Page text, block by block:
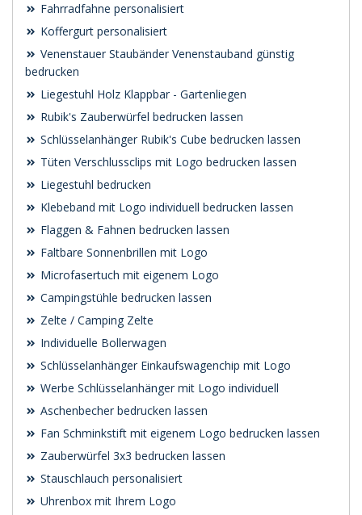
Fahrradfahne personalisiert
Koffergurt personalisiert
Venenstauer Staubänder Venenstauband günstig
bedrucken
Liegestuhl Holz Klappbar - Gartenliegen
Rubik's Zauberwürfel bedrucken lassen
Schlüsselanhänger Rubik's Cube bedrucken lassen
Tüten Verschlussclips mit Logo bedrucken lassen
Liegestuhl bedrucken
Klebeband mit Logo individuell bedrucken lassen
Flaggen & Fahnen bedrucken lassen
Faltbare Sonnenbrillen mit Logo
Microfasertuch mit eigenem Logo
Campingstühle bedrucken lassen
Zelte / Camping Zelte
Individuelle Bollerwagen
Schlüsselanhänger Einkaufswagenchip mit Logo
Werbe Schlüsselanhänger mit Logo individuell
Aschenbecher bedrucken lassen
Fan Schminkstift mit eigenem Logo bedrucken lassen
Zauberwürfel 3x3 bedrucken lassen
Stauschlauch personalisiert
Uhrenbox mit Ihrem Logo